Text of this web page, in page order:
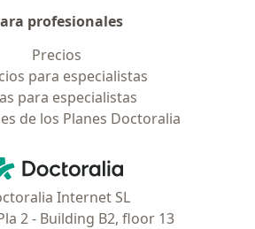
profesionales
Precios
para especialistas
para especialistas
de los Planes Doctoralia
Doctoralia - Página de inicio
Internet SL
2 - Building B2, floor 13